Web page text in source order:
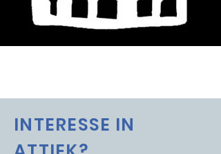
INTERESSE IN